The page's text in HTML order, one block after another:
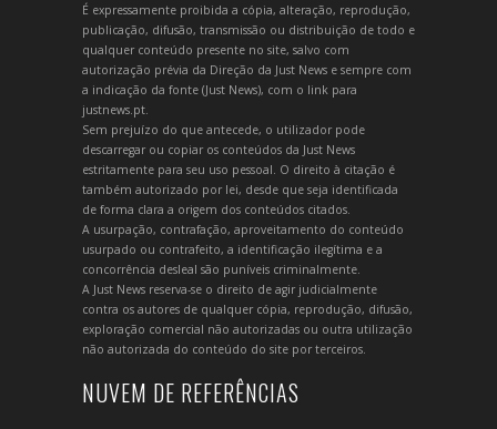
É expressamente proibida a cópia, alteração, reprodução,
publicação, difusão, transmissão ou distribuição de todo e
qualquer conteúdo presente no site, salvo com
autorização prévia da Direção da Just News e sempre com
a indicação da fonte (Just News), com o link para
justnews.pt.
Sem prejuízo do que antecede, o utilizador pode
descarregar ou copiar os conteúdos da Just News
estritamente para seu uso pessoal. O direito à citação é
também autorizado por lei, desde que seja identificada
de forma clara a origem dos conteúdos citados.
A usurpação, contrafação, aproveitamento do conteúdo
usurpado ou contrafeito, a identificação ilegítima e a
concorrência desleal são puníveis criminalmente.
A Just News reserva-se o direito de agir judicialmente
contra os autores de qualquer cópia, reprodução, difusão,
exploração comercial não autorizadas ou outra utilização
não autorizada do conteúdo do site por terceiros.
NUVEM DE REFERÊNCIAS